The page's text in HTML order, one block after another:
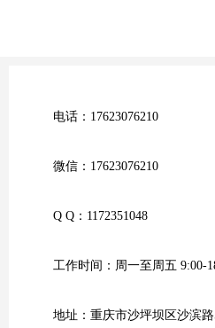
电话：17623076210
微信：17623076210
Q Q：1172351048
工作时间：周一至周五 9:00-
地址：重庆市沙坪坝区沙滨